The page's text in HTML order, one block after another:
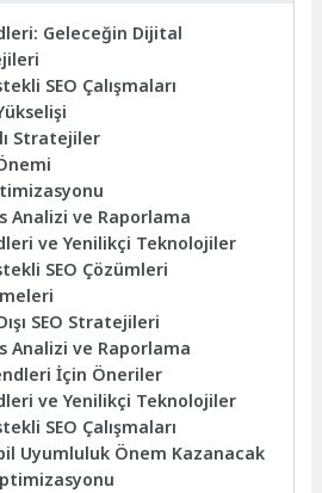
Geleceğin Dijital
SEO Çalışmaları
Stratejiler
Analizi ve Raporlama
ve Yenilikçi Teknolojiler
SEO Çözümleri
SEO Stratejileri
Analizi ve Raporlama
İçin Öneriler
ve Yenilikçi Teknolojiler
SEO Çalışmaları
Uyumluluk Önem Kazanacak